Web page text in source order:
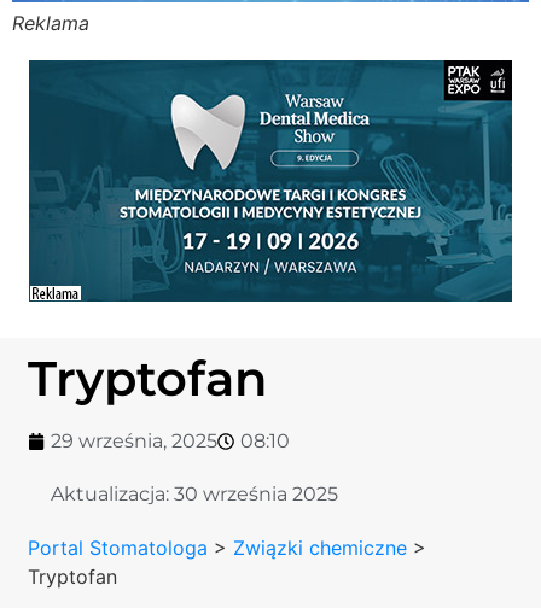
Reklama
Tryptofan
29 września, 2025 08:10
Aktualizacja:30 września 2025
Portal Stomatologa > Związki chemiczne >
Tryptofan